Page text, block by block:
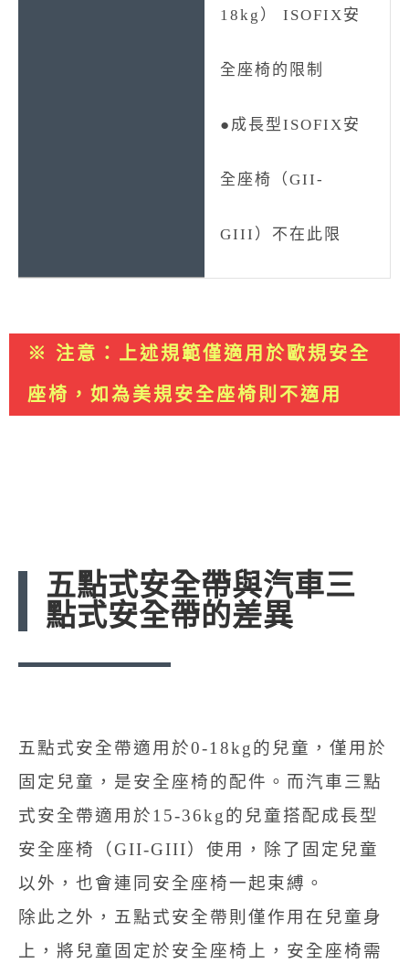
18kg） ISOFIX安
全座椅的限制
●成長型ISOFIX安
全座椅（GII-
GIII）不在此限
※ 注意：上述規範僅適用於歐規安全
座椅，如為美規安全座椅則不適用
五點式安全帶與汽車三
點式安全帶的差異
五點式安全帶適用於0-18kg的兒童，僅用於
固定兒童，是安全座椅的配件。而汽車三點
式安全帶適用於15-36kg的兒童搭配成長型
安全座椅（GII-GIII）使用，除了固定兒童
以外，也會連同安全座椅一起束縛。
除此之外，五點式安全帶則僅作用在兒童身
上，將兒童固定於安全座椅上，安全座椅需